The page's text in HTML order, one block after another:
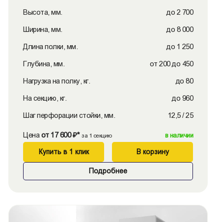
Высота, мм. до 2 700
Ширина, мм. до 8 000
Длина полки, мм. до 1 250
Глубина, мм. от 200 до 450
Нагрузка на полку, кг. до 80
На секцию, кг. до 960
Шаг перфорации стойки, мм. 12,5 / 25
Цена от 17 600 ₽* за 1 секцию в наличии
Купить в 1 клик В корзину
Подробнее